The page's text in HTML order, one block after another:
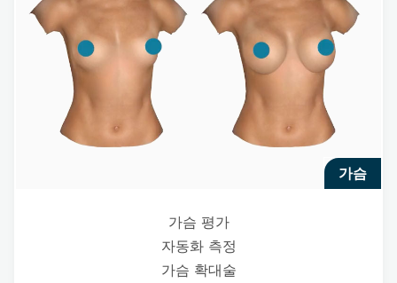
가슴
가슴 평가
자동화 측정
가슴 확대술